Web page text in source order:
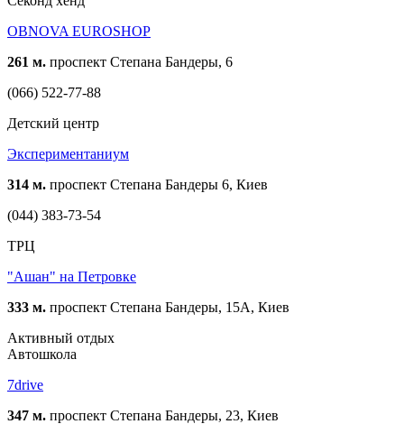
OBNOVA EUROSHOP
261 м. проспект Степана Бандеры, 6
(066) 522-77-88
Детский центр
Экспериментаниум
314 м. проспект Степана Бандеры 6, Киев
(044) 383-73-54
ТРЦ
"Ашан" на Петровке
333 м. проспект Степана Бандеры, 15А, Киев
Активный отдых
Автошкола
7drive
347 м. проспект Степана Бандеры, 23, Киев